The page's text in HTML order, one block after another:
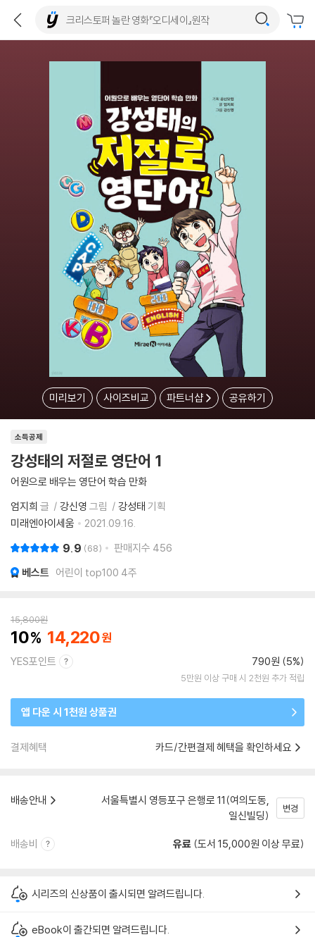
미리보기 사이즈비교 파트너샵 공유하기
소득공제
강성태의 저절로 영단어 1
어원으로 배우는 영단어 학습 만화
엄지희 글 강신영 그림 강성태 기획
미래엔아이세움
2021.09.16.
9.9 68 판매지수 456
베스트 어린이 top100 4주
15,800원
10 14,220
YES포인트 790원 (5%)
5만원 이상 구매 시 2천원 추가 적립
앱 다운 시 1천원 상품권
결제혜택 카드/간편결제 혜택을 확인하세요
배송안내
서울특별시 영등포구 은행로 11(여의도동,
일신빌딩)
변경
배송비 유료 (도서 15,000원 이상 무료)
시리즈의 신상품이 출시되면 알려드립니다.
eBook이 출간되면 알려드립니다.